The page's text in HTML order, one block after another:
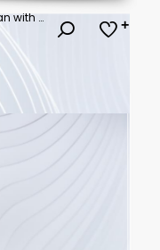
Abstract minimalist portrait of a woman with botanical elements and geometric shapes.